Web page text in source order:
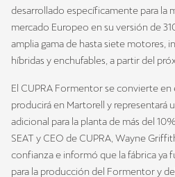
desarrollado específicamente para la
mercado Europeo en su versión de
amplia gama de hasta siete motores,
híbridas y enchufables, a partir del
El CUPRA Formentor se convierte
producirá en Martorell y representará
adicional para la planta de más del
SEAT y CEO de CUPRA, Wayne
confianza e informó que la fábrica ya
para la producción del Formentor y